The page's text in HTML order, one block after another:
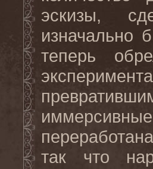
эскизы,
изначально
теперь
так что